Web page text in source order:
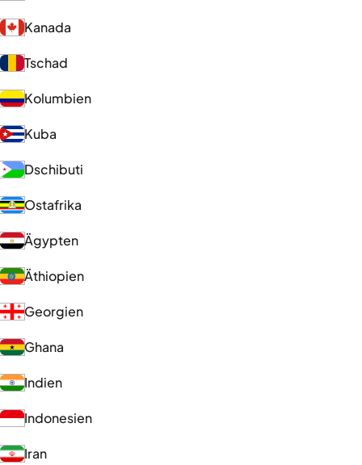
Kanada
Tschad
Kolumbien
Kuba
Dschibuti
Ostafrika
Ägypten
Äthiopien
Georgien
Ghana
Indien
Indonesien
Iran